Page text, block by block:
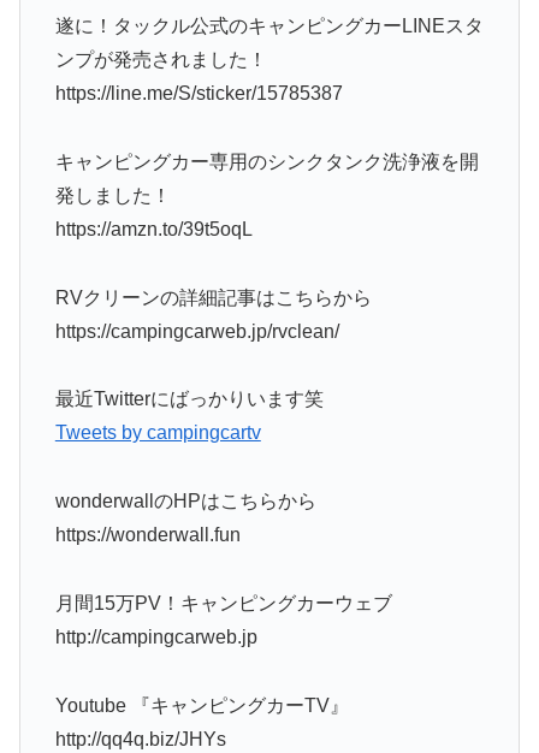
遂に！タックル公式のキャンピングカーLINEスタ
ンプが発売されました！
https://line.me/S/sticker/15785387
キャンピングカー専用のシンクタンク洗浄液を開
発しました！
https://amzn.to/39t5oqL
RVクリーンの詳細記事はこちらから
https://campingcarweb.jp/rvclean/
最近Twitterにばっかりいます笑
Tweets by campingcartv
wonderwallのHPはこちらから
https://wonderwall.fun
月間15万PV！キャンピングカーウェブ
http://campingcarweb.jp
Youtube 『キャンピングカーTV』
http://qq4q.biz/JHYs